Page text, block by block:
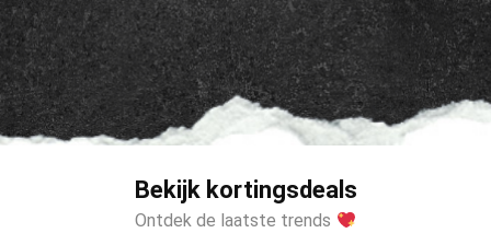
Bekijk kortingsdeals
Ontdek de laatste trends